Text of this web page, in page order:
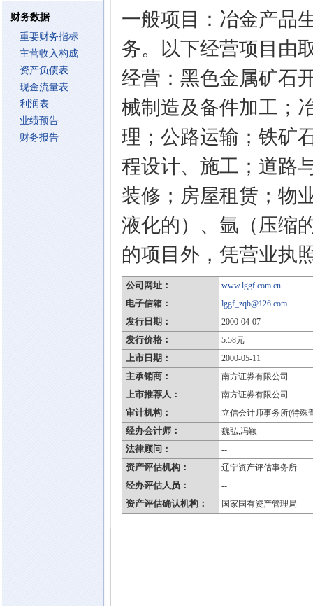
财务数据
重要财务指标
主营收入构成
资产负债表
现金流量表
利润表
业绩预告
财务报告
一般项目：冶金产品
务。以下经营项目由
经营：黑色金属矿石
械制造及备件加工；
理；公路运输；铁矿
程设计、施工；道路
装修；房屋租赁；物
液化的）、氩（压缩
的项目外，凭营业执
公司网址： www.lggf.com.cn
电子信箱： lggf_zqb@126.com
发行日期： 2000-04-07
发行价格： 5.58元
上市日期： 2000-05-11
主承销商： 南方证券有限公司
上市推荐人： 南方证券有限公司
审计机构： 立信会计师事务所(特殊
经办会计师： 魏弘,冯颖
法律顾问： --
资产评估机构： 辽宁资产评估事务所
经办评估人员： --
资产评估确认机构： 国家国有资产管理局